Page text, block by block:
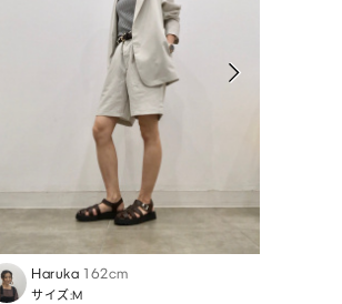
Haruka 162cm
サイズ:M